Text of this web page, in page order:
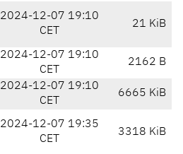
2024-12-07 19:10
CET
21 KiB
2024-12-07 19:10
CET
2162 B
2024-12-07 19:10
CET
6665 KiB
2024-12-07 19:35
CET
3318 KiB